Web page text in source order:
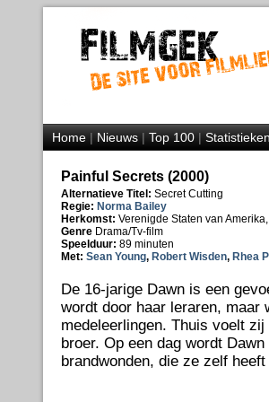
Home|Nieuws|Top 100|
Painful Secrets (2000)
Alternatieve Titel: Secret Cutting
Regie: Norma Bailey
Herkomst: Verenigde Staten van
Genre Drama/Tv-film
Speelduur: 89 minuten
Met: Sean Young, Robert Wisden, Rhea
De 16-jarige Dawn is een
wordt door haar leraren, maar
medeleerlingen. Thuis voelt
broer. Op een dag wordt
brandwonden, die ze zelf